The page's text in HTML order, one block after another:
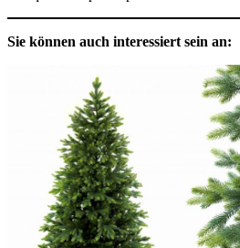
Sie können auch interessiert sein an: